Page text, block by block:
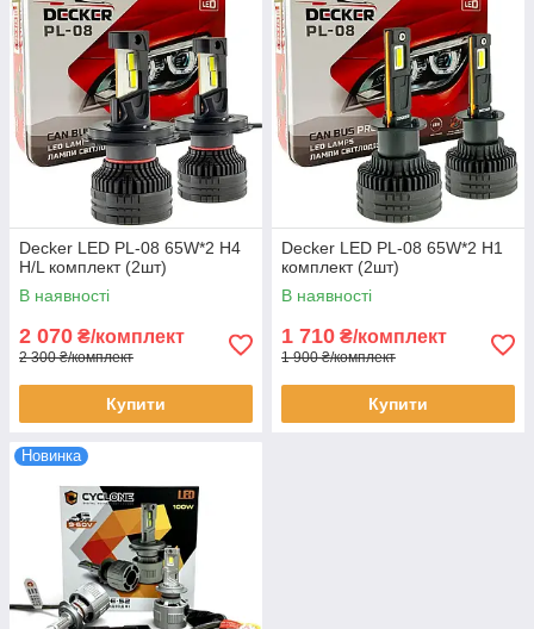
Decker LED PL-08 65W*2 H4
H/L комплект (2шт)
В наявності
2 070 ₴/комплект
2 300 ₴/комплект
Купити
Decker LED PL-08 65W*2 H1
комплект (2шт)
В наявності
1 710 ₴/комплект
1 900 ₴/комплект
Купити
Новинка